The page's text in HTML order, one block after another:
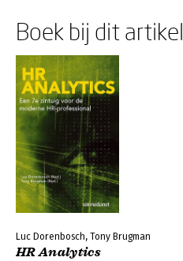
Boek bij dit artikel
Luc Dorenbosch, Tony Brugman
HR Analytics